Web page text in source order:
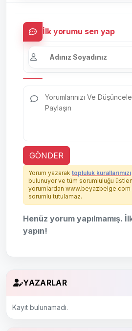
İlk yorumu sen yap
GÖNDER
Yorum yazarak topluluk kurallarımızı
bulunuyor ve tüm sorumluluğu
yorumlardan
sorumlu tutulamaz.
Henüz yorum yapılmamış.
yapın!
YAZARLAR
Kayıt bulunamadı.